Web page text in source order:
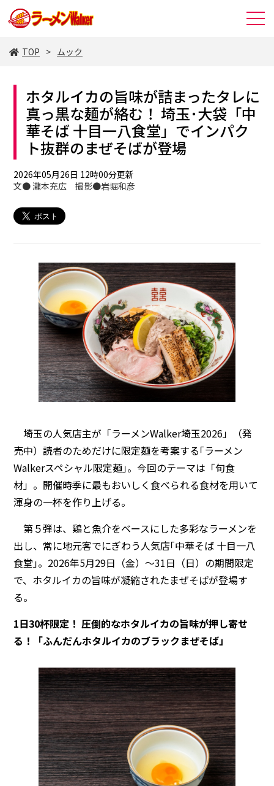
TOP ムック
ホタルイカの旨味が詰まったタレに
真っ黒な麺が絡む！ 埼玉･大袋「中
華そば 十目一八食堂」でインパク
ト抜群のまぜそばが登場
2026年05月26日 12時00分更新
文● 瀧本充広 撮影●岩堀和彦
埼玉の人気店主が「ラーメンWalker埼玉2026」（発
売中）読者のためだけに限定麺を考案する｢ラーメン
Walkerスペシャル限定麺｣。今回のテーマは「旬食
材」。開催時季に最もおいしく食べられる食材を用いて
渾身の一杯を作り上げる。
第５弾は、鶏と魚介をベースにした多彩なラーメンを
出し、常に地元客でにぎわう人気店｢中華そば 十目一八
食堂｣。2026年5月29日（金）～31日（日）の期間限定
で、ホタルイカの旨味が凝縮されたまぜそばが登場す
る。
1日30杯限定！ 圧倒的なホタルイカの旨味が押し寄せ
る！「ふんだんホタルイカのブラックまぜそば」